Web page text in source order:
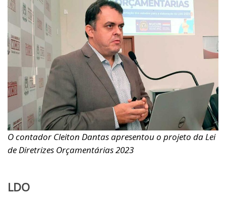
O contador Cleiton Dantas apresentou o projeto da Lei
de Diretrizes Orçamentárias 2023
LDO